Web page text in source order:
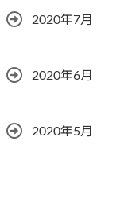
2020年7月
2020年6月
2020年5月